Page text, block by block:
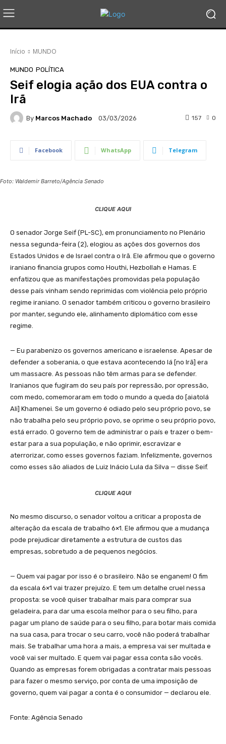
Início MUNDO
MUNDO POLÍTICA
Seif elogia ação dos EUA contra o
Irã
By Marcos Machado 03/03/2026 0
157
Facebook WhatsApp Telegram
Foto: Waldemir Barreto/Agência Senado
CLIQUE AQUI
O senador Jorge Seif (PL-SC), em pronunciamento no Plenário
nessa segunda-feira (2), elogiou as ações dos governos dos
Estados Unidos e de Israel contra o Irã. Ele afirmou que o governo
iraniano financia grupos como Houthi, Hezbollah e Hamas. E
enfatizou que as manifestações promovidas pela população
desse país vinham sendo reprimidas com violência pelo próprio
regime iraniano. O senador também criticou o governo brasileiro
por manter, segundo ele, alinhamento diplomático com esse
regime.
— Eu parabenizo os governos americano e israelense. Apesar de
defender a soberania, o que estava acontecendo lá [no Irã] era
um massacre. As pessoas não têm armas para se defender.
Iranianos que fugiram do seu país por repressão, por opressão,
com medo, comemoraram em todo o mundo a queda do [aiatolá
Ali] Khamenei. Se um governo é odiado pelo seu próprio povo, se
não trabalha pelo seu próprio povo, se oprime o seu próprio povo,
está errado. O governo tem de administrar o país e trazer o bem-
estar para a sua população, e não oprimir, escravizar e
aterrorizar, como esses governos faziam. Infelizmente, governos
como esses são aliados de Luiz Inácio Lula da Silva — disse Seif.
CLIQUE AQUI
No mesmo discurso, o senador voltou a criticar a proposta de
alteração da escala de trabalho 6×1. Ele afirmou que a mudança
pode prejudicar diretamente a estrutura de custos das
empresas, sobretudo a de pequenos negócios.
— Quem vai pagar por isso é o brasileiro. Não se enganem! O fim
da escala 6×1 vai trazer prejuízo. E tem um detalhe cruel nessa
proposta: se você quiser trabalhar mais para comprar sua
geladeira, para dar uma escola melhor para o seu filho, para
pagar um plano de saúde para o seu filho, para botar mais comida
na sua casa, para trocar o seu carro, você não poderá trabalhar
mais. Se trabalhar uma hora a mais, a empresa vai ser multada e
você vai ser multado. E quem vai pagar essa conta são vocês.
Quando as empresas forem obrigadas a contratar mais pessoas
para fazer o mesmo serviço, por conta de uma imposição de
governo, quem vai pagar a conta é o consumidor — declarou ele.
Fonte: Agência Senado